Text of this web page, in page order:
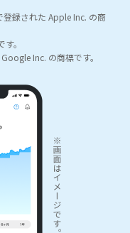
録された Apple Inc. の商
。
Inc. の商標です。